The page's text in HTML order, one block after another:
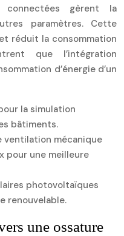
connectées gèrent la
paramètres. Cette
réduit la consommation
que l’intégration
d’énergie d’un
la simulation
bâtiments.
ventilation mécanique
pour une meilleure
photovoltaïques
renouvelable.
une ossature